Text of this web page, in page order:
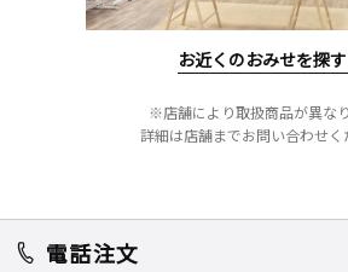
お近くのおみせを探
※店舗により取扱商品が異なり
詳細は店舗までお問い合わせく
電話注文